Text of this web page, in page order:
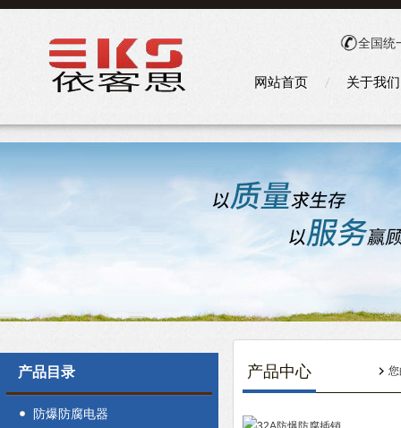
全国统
网站首页 关于我们
产品目录
防爆防腐电器
产品中心